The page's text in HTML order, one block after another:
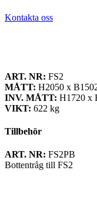
Kontakta oss
ART. NR: FS2
MÅTT: H2050 x
INV. MÅTT: H1720 x
VIKT: 622 kg
Tillbehör
ART. NR: FS2PB
Bottentråg till FS2